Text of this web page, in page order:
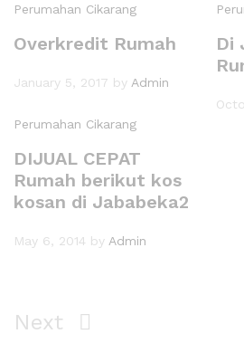
Perumahan Cikarang
Overkredit Rumah
January 5, 2017 by Admin
Di
Perumahan Cikarang
DIJUAL CEPAT
Rumah berikut kos
kosan di Jababeka2
May 6, 2014 by Admin
Next